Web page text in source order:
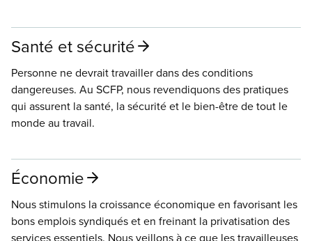
Santé et sécurité
Personne ne devrait travailler dans des conditions
dangereuses. Au SCFP, nous revendiquons des pratiques
qui assurent la santé, la sécurité et le bien-être de tout le
monde au travail.
Économie
Nous stimulons la croissance économique en favorisant les
bons emplois syndiqués et en freinant la privatisation des
services essentiels. Nous veillons à ce que les travailleuses